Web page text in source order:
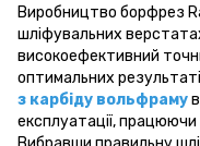
Виробництво борфрез
шліфувальних
високоефективний
оптимальних
з карбіду вольфраму
експлуатації,